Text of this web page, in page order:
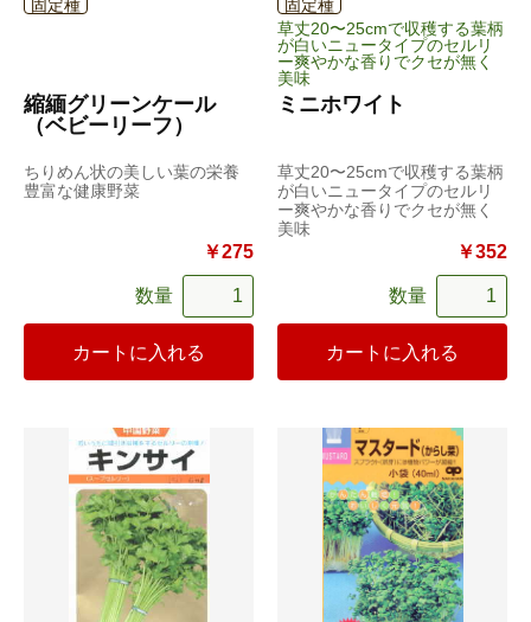
固定種
縮緬グリーンケール
（ベビーリーフ）
ちりめん状の美しい葉の栄養
豊富な健康野菜
￥275
数量
カートに入れる
固定種
草丈20〜25cmで収穫する葉柄
が白いニュータイプのセルリ
ー爽やかな香りでクセが無く
美味
ミニホワイト
草丈20〜25cmで収穫する葉柄
が白いニュータイプのセルリ
ー爽やかな香りでクセが無く
美味
￥352
数量
カートに入れる